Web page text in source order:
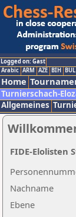
Logged on: Gast
Arabic ARM AZE BIH BUL
Home
Turnierschach-
Allgemeines
Nachname
Ebene
FIDE-Elolisten